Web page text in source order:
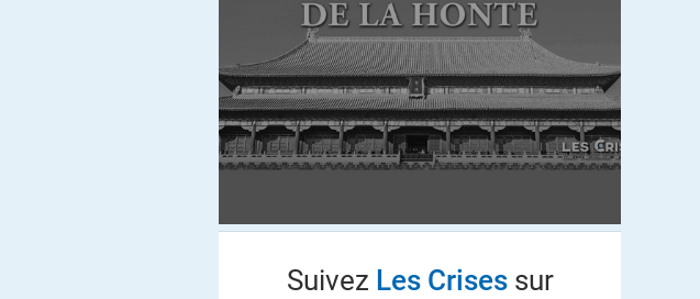
Suivez Les Crisessur